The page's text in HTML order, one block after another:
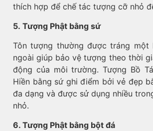
thích hợp để chế tác tượng cỡ nhỏ
5. Tượng Phật bằng sứ
Tôn tượng thường được tráng một
ngoài giúp bảo vệ tượng theo thời
động của môi trường. Tượng Bồ
Hiền bằng sứ ghi điểm bởi vẻ đẹp
đa dạng và được sử dụng nhiều
nhỏ.
6. Tượng Phật bằng bột đá